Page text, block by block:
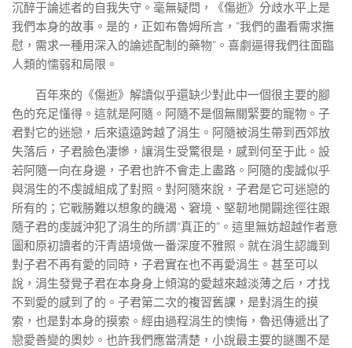
沉醉于論述者的自我失守。毫無疑問，《傷逝》分歧水平上是
我們本身的故事。是的，正如布魯姆所言，“我們的盡看需求撫
慰，需求一種用深入的論述配制的藥物”。喜劇逼得我們往面臨
人類的懦弱和局限。
百年來的《傷逝》解讀似乎還缺少對此中一個很主要的腳
色的充足懂得。這就是阿隨。阿隨不是個無關緊要的寵物。子
君對它的迷戀，后來遠遠跨越了涓生。阿隨被涓生帶到西郊放
失落后，子君臉色凄慘，讓涓生受驚很是，感到何至于此。設
若阿隨一向在身邊，子君也許不會走上盡路。阿隨的虔誠似乎
與涓生的不虔誠組成了對照。對阿隨來說，子君是它可迷戀的
所有的；它戰勝難以想象的饑渴、窘境、堅韌地開闢途徑往跟
隨子君的虔誠沖犯了涓生的所謂“真正的”。這里無妨超越作者意
圖和原初讀者的汗青語境做一番深度不雅照。就在涓生認識到
對子君不再有愛的同時，子君實在也不再愛涓生。甚至可以
說，涓生發覺子君在本身身上傾瀉的愛越來越淡薄之后，才找
不到愛的感到了的。子君第二次的複習舊課，是對涓生的摸
索，也是對本身的摸索。經由過程涓生的懊悔，魯迅傳遞出了
戀愛善變的奧妙。也許我們應當清楚，小說最主要的謎團不是